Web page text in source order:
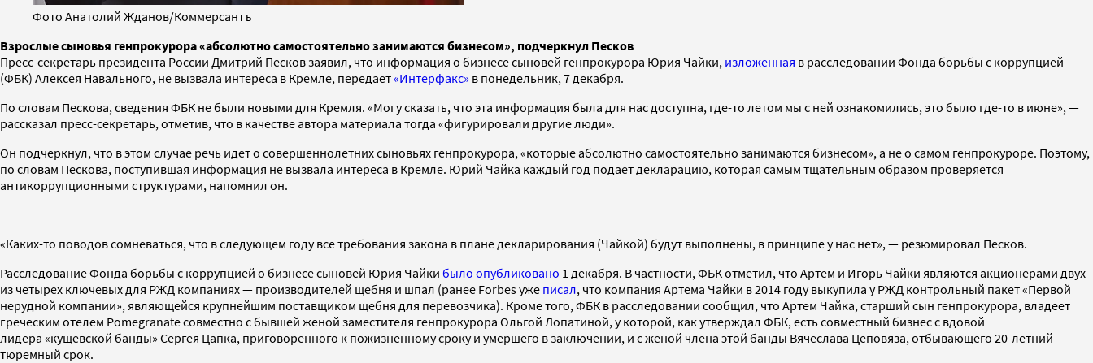
Фото Анатолий Жданов/Коммерсантъ
Взрослые сыновья генпрокурора «абсолютно самостоятельно занимаются бизнесом», подчеркнул Песков
Пресс-секретарь президента России Дмитрий Песков заявил, что информация о бизнесе сыновей генпрокурора Юрия Чайки, изложенная в расследовании Фонда борьбы с коррупцией
(ФБК) Алексея Навального, не вызвала интереса в Кремле, передает«Интерфакс» в понедельник, 7 декабря.
По словам Пескова, сведения ФБК не были новыми для Кремля. «Могу сказать, что эта информация была для нас доступна, где-то летом мы с ней ознакомились, это было где-то в июне», —
рассказал пресс-секретарь, отметив, что в качестве автора материала тогда «фигурировали другие люди».
Он подчеркнул, что в этом случае речь идет о совершеннолетних сыновьях генпрокурора, «которые абсолютно самостоятельно занимаются бизнесом», а не о самом генпрокуроре. Поэтому,
по словам Пескова, поступившая информация не вызвала интереса в Кремле. Юрий Чайка каждый год подает декларацию, которая самым тщательным образом проверяется
антикоррупционными структурами, напомнил он.
«Каких-то поводов сомневаться, что в следующем году все требования закона в плане декларирования (Чайкой) будут выполнены, в принципе у нас нет», — резюмировал Песков.
Расследование Фонда борьбы с коррупцией о бизнесе сыновей Юрия Чайки было опубликовано 1 декабря. В частности, ФБК отметил, что Артем и Игорь Чайки являются акционерами двух
из четырех ключевых для РЖД компаниях — производителей щебня и шпал (ранее Forbes уже писал, что компания Артема Чайки в 2014 году выкупила у РЖД контрольный пакет «Первой
нерудной компании», являющейся крупнейшим поставщиком щебня для перевозчика). Кроме того, ФБК в расследовании сообщил, что Артем Чайка, старший сын генпрокурора, владеет
греческим отелем Pomegranate совместно с бывшей женой заместителя генпрокурора Ольгой Лопатиной, у которой, как утверждал ФБК, есть совместный бизнес с вдовой
лидера «кущевской банды» Сергея Цапка, приговоренного к пожизненному сроку и умершего в заключении, и с женой члена этой банды Вячеслава Цеповяза, отбывающего 20-летний
тюремный срок.